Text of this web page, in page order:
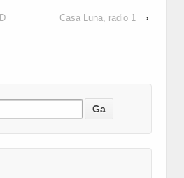
Casa Luna, radio 1 ›